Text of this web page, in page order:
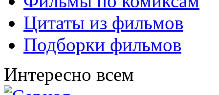
Цитаты из фильмов
Подборки фильмов
Интересно всем